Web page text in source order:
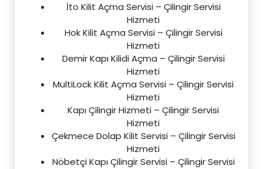
İto Kilit Açma Servisi – Çilingir Servisi
Hizmeti
Hok Kilit Açma Servisi – Çilingir Servisi
Hizmeti
Demir Kapı Kilidi Açma – Çilingir Servisi
Hizmeti
MultiLock Kilit Açma Servisi – Çilingir Servisi
Hizmeti
Kapı Çilingir Hizmeti – Çilingir Servisi
Hizmeti
Çekmece Dolap Kilit Servisi – Çilingir Servisi
Hizmeti
Nöbetçi Kapı Çilingir Servisi – Çilingir Servisi